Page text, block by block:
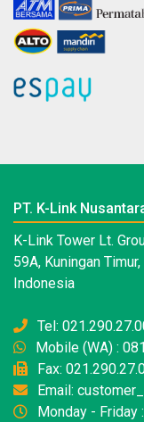
PT. K-Link
K-Link Tower Lt.
59A, Kuningan
Indonesia
Tel:
Mobile (WA) :
Fax:
Email:
Monday - Friday